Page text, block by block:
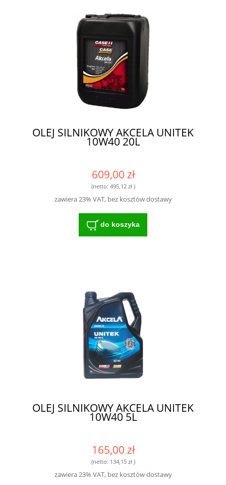
OLEJ SILNIKOWY AKCELA UNITEK
10W40 20L
609,00 zł
(netto: 495,12 zł)
zawiera 23% VAT, bez kosztów dostawy
do koszyka
OLEJ SILNIKOWY AKCELA UNITEK
10W40 5L
165,00 zł
(netto: 134,15 zł)
zawiera 23% VAT, bez kosztów dostawy